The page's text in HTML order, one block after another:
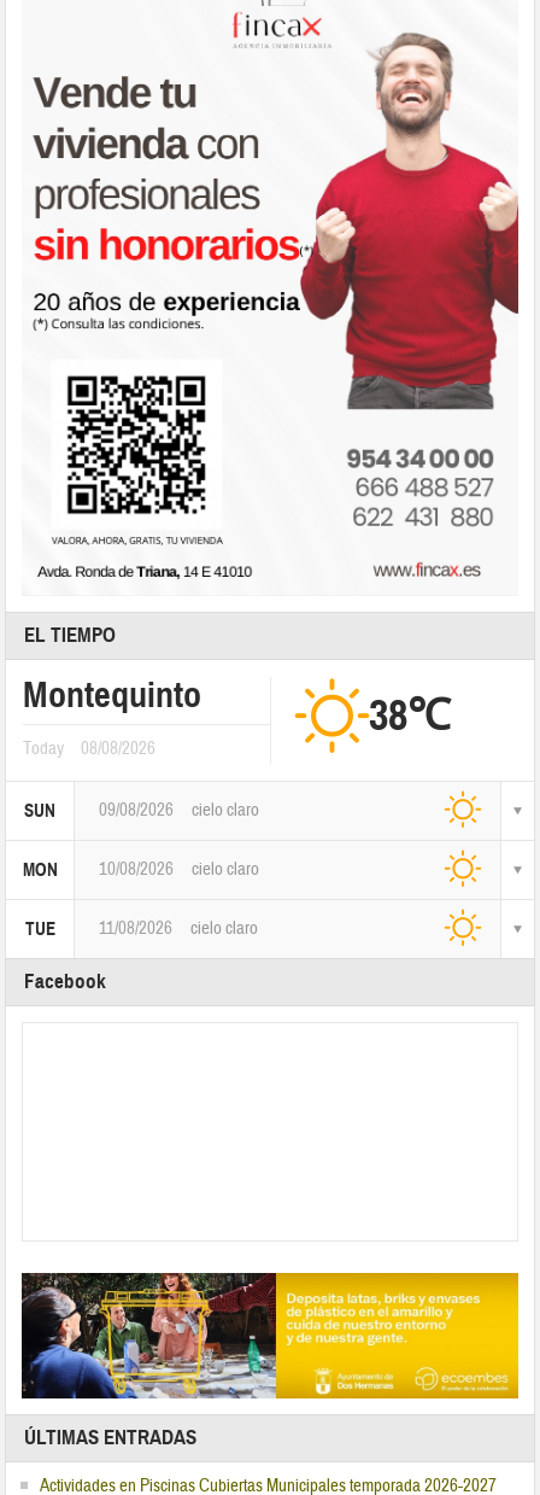
EL TIEMPO
Montequinto
Today 08/08/2026
38℃
SUN 09/08/2026 cielo claro
MON 10/08/2026 cielo claro
TUE 11/08/2026 cielo claro
Facebook
ÚLTIMAS ENTRADAS
Actividades en Piscinas Cubiertas Municipales temporada 2026-2027